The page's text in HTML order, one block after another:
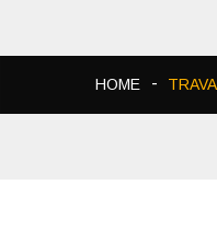
HOME